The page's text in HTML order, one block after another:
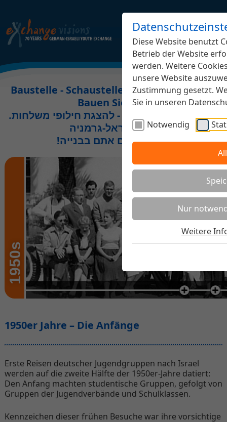
Diese Website benutzt
Betrieb der Website
werden. Weitere
unsere Website
Zustimmung gesetzt.
Sie in unseren
Notwendig
Nur
Weitere
Baustelle - Schaustelle Jugendaustausch.
Bauen Sie mit!
.אתר בבנייה משותפת - להצגת חילופי משלחות
נוער ישראל-גרמניה
!השתתפו גם אתם בבנייה
1950s
1950er Jahre – Die Anfänge
Erste Reisen deutscher Jugendgruppen nach Israel
werden auf die zweite Hälfte der 1950er-Jahre datiert:
Den Anfang machten studentische Gruppen, gefolgt von
Gruppen der Jugendverbände und Schulklassen.
Kennzeichen dieser frühen Besuche war ihre vorsichtige